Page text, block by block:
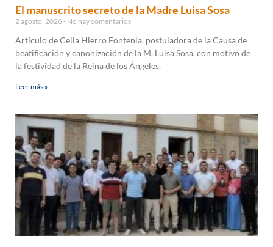
El manuscrito secreto de la Madre Luisa Sosa
2 agosto, 2026 No hay comentarios
Artículo de Celia Hierro Fontenla, postuladora de la Causa de
beatificación y canonización de la M. Luisa Sosa, con motivo de
la festividad de la Reina de los Ángeles.
Leer más »